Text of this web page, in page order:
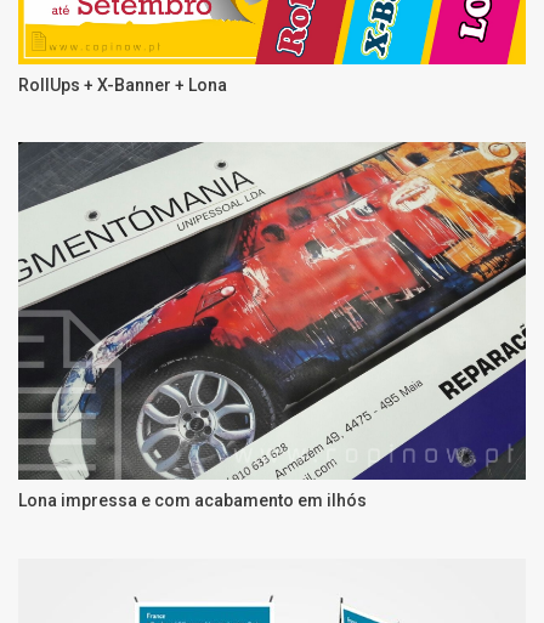
RollUps + X-Banner + Lona
Lona impressa e com acabamento em ilhós